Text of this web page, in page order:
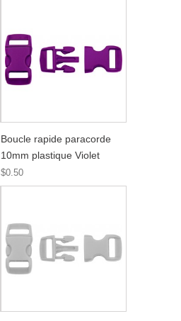
Boucle rapide paracorde
10mm plastique Violet
$0.50